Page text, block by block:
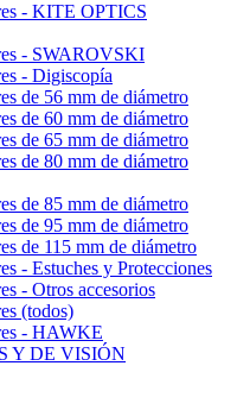
- KITE OPTICS
- SWAROVSKI
- Digiscopía
de 56 mm de diámetro
de 60 mm de diámetro
de 65 mm de diámetro
de 80 mm de diámetro
de 85 mm de diámetro
de 95 mm de diámetro
de 115 mm de diámetro
- Estuches y Protecciones
- Otros accesorios
(todos)
- HAWKE
Y DE VISIÓN